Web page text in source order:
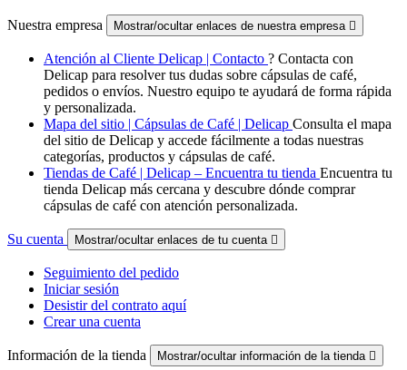
Nuestra empresa Mostrar/ocultar enlaces de nuestra empresa 
Atención al Cliente Delicap | Contacto ? Contacta con
Delicap para resolver tus dudas sobre cápsulas de café,
pedidos o envíos. Nuestro equipo te ayudará de forma rápida
y personalizada.
Mapa del sitio | Cápsulas de Café | Delicap Consulta el mapa
del sitio de Delicap y accede fácilmente a todas nuestras
categorías, productos y cápsulas de café.
Tiendas de Café | Delicap – Encuentra tu tienda Encuentra tu
tienda Delicap más cercana y descubre dónde comprar
cápsulas de café con atención personalizada.
Su cuenta Mostrar/ocultar enlaces de tu cuenta 
Seguimiento del pedido
Iniciar sesión
Desistir del contrato aquí
Crear una cuenta
Información de la tienda Mostrar/ocultar información de la tienda 